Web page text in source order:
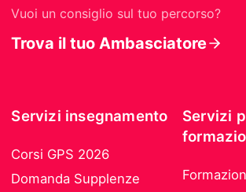
Vuoi un consiglio sul tuo percorso?
Trova il tuo Ambasciatore
Servizi insegnamento
Corsi GPS 2026
Domanda Supplenze
Servizi